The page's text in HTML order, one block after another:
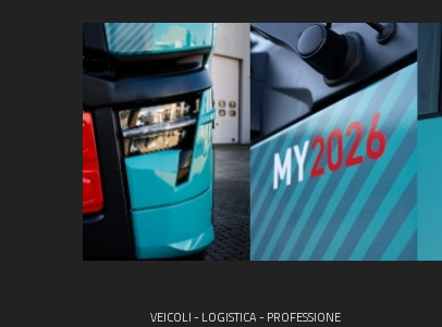
VEICOLI - LOGISTICA - PROFESSIONE